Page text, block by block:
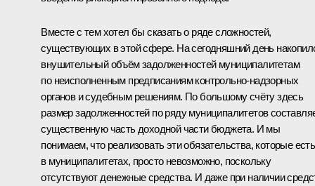
Вместе с тем хотел бы сказать о ряде сложностей,
существующих в этой сфере. На сегодняшний день
внушительный объём задолженностей муниципалитетам
по неисполненным предписаниям контрольно-надзорных
органов и судебным решениям. По большому счёту здесь
размер задолженностей по ряду муниципалитетов
существенную часть доходной части бюджета. И мы
понимаем, что реализовать эти обязательства, которые есть
в муниципалитетах, просто невозможно, поскольку
отсутствуют денежные средства. И даже при наличии